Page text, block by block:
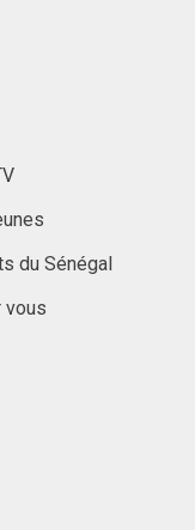
du Sénégal
vous